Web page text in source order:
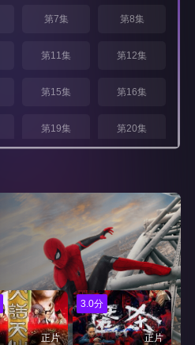
第7集 第8集
第11集 第12集
第15集 第16集
第19集 第20集
正片
3.0分
正片